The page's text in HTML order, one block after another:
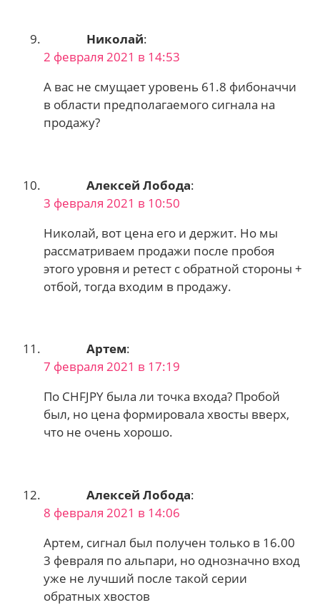
Николай:
2 февраля 2021 в 14:53
А вас не смущает уровень 61.8 фибоначчи
в области предполагаемого сигнала на
продажу?
Алексей Лобода:
3 февраля 2021 в 10:50
Николай, вот цена его и держит. Но мы
рассматриваем продажи после пробоя
этого уровня и ретест с обратной стороны +
отбой, тогда входим в продажу.
Артем:
7 февраля 2021 в 17:19
По CHFJPY была ли точка входа? Пробой
был, но цена формировала хвосты вверх,
что не очень хорошо.
Алексей Лобода:
8 февраля 2021 в 14:06
Артем, сигнал был получен только в 16.00
3 февраля по альпари, но однозначно вход
уже не лучший после такой серии
обратных хвостов